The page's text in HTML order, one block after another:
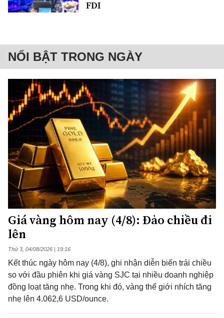
FDI
NỔI BẬT TRONG NGÀY
Giá vàng hôm nay (4/8): Đảo chiều đi
lên
Thứ 3, 04/08/2026 | 19:16
Kết thúc ngày hôm nay (4/8), ghi nhận diễn biến trái chiều
so với đầu phiên khi giá vàng SJC tại nhiều doanh nghiệp
đồng loạt tăng nhẹ. Trong khi đó, vàng thế giới nhích tăng
nhẹ lên 4.062,6 USD/ounce.